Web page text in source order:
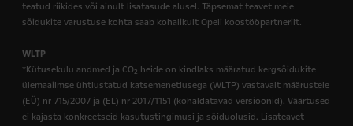
teatud riikides või ainult lisatasude alusel. Täpsemat teavet meie
sõidukite varustuse kohta saab kohalikult Opeli koostööpartnerilt.
WLTP
*Kütusekulu andmed ja CO2 heide on kindlaks määratud kergsõidukite
ülemaailmse ühtlustatud katsemenetlusega (WLTP) vastavalt määrustele
(EÜ) nr 715/2007 ja (EL) nr 2017/1151 (kohaldatavad versioonid). Väärtused
ei kajasta konkreetseid kasutustingimusi ja sõiduolusid. Lisateavet